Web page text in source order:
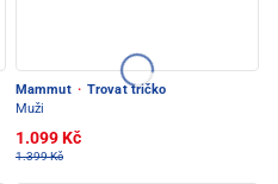
Mammut · Trovat tričko
Muži
1.099 Kč
1.399 Kč